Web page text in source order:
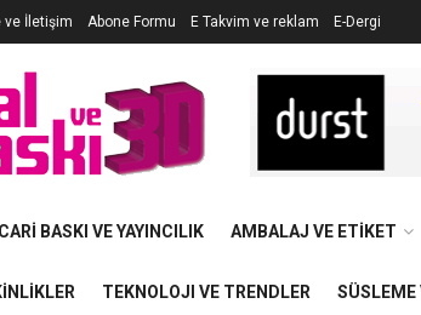
ve İletişim Abone Formu E Takvim ve reklam E-Dergi
BASKI VE YAYINCILIK AMBALAJ VE ETIKET
TEKNOLOJI VE TRENDLER SÜSLEME